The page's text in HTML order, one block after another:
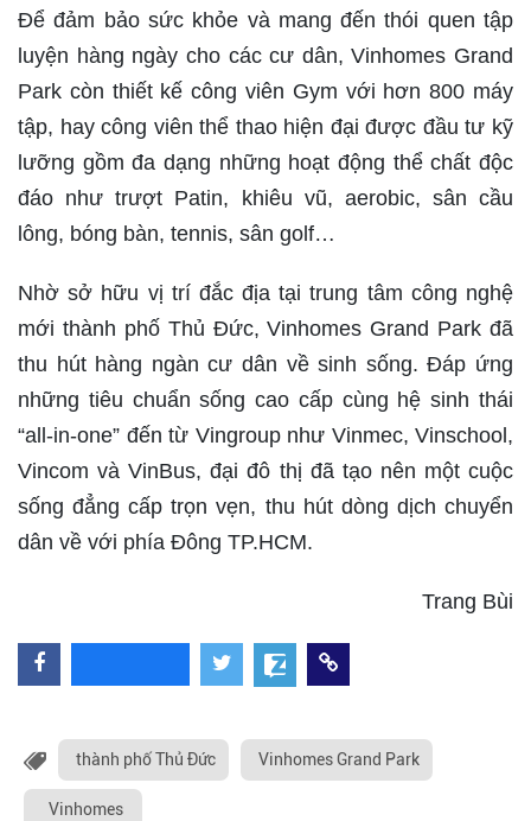
Để đảm bảo sức khỏe và mang đến thói quen tập
luyện hàng ngày cho các cư dân, Vinhomes Grand
Park còn thiết kế công viên Gym với hơn 800 máy
tập, hay công viên thể thao hiện đại được đầu tư kỹ
lưỡng gồm đa dạng những hoạt động thể chất độc
đáo như trượt Patin, khiêu vũ, aerobic, sân cầu
lông, bóng bàn, tennis, sân golf…
Nhờ sở hữu vị trí đắc địa tại trung tâm công nghệ
mới thành phố Thủ Đức, Vinhomes Grand Park đã
thu hút hàng ngàn cư dân về sinh sống. Đáp ứng
những tiêu chuẩn sống cao cấp cùng hệ sinh thái
“all-in-one” đến từ Vingroup như Vinmec, Vinschool,
Vincom và VinBus, đại đô thị đã tạo nên một cuộc
sống đẳng cấp trọn vẹn, thu hút dòng dịch chuyển
dân về với phía Đông TP.HCM.
Trang Bùi
thành phố Thủ Đức Vinhomes Grand Park
Vinhomes